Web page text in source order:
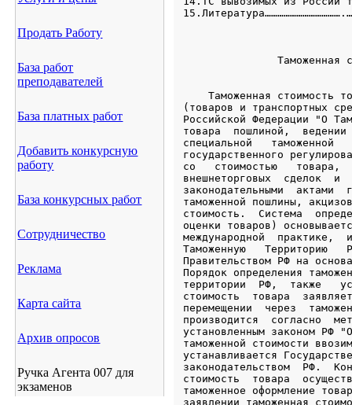
Продать Работу
База работ
преподавателей
База платных работ
Добавить конкурсную
работу
База конкурсных работ
Сотрудничество
Реклама
Карта сайта
Архив опросов
Ручка Агента 007 для
экзаменов